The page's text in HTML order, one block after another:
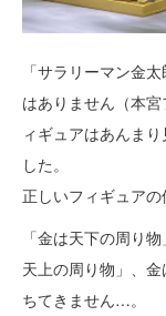
「サラリーマン金
はありません（本
ィギュアはあんま
した。
正しいフィギュアの
「金は天下の周り
天上の周り物」、
ちてきません…。